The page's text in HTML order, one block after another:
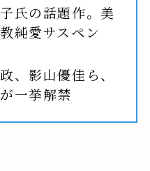
氏の話題作。美
純愛サスペン
、影山優佳ら、
一挙解禁